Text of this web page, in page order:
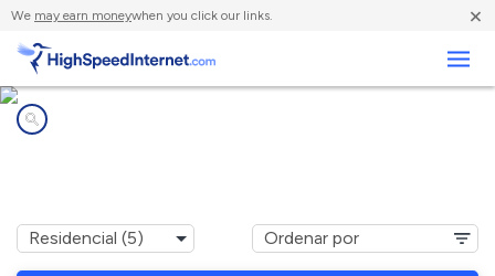
We may earn moneywhen you click our links. ×